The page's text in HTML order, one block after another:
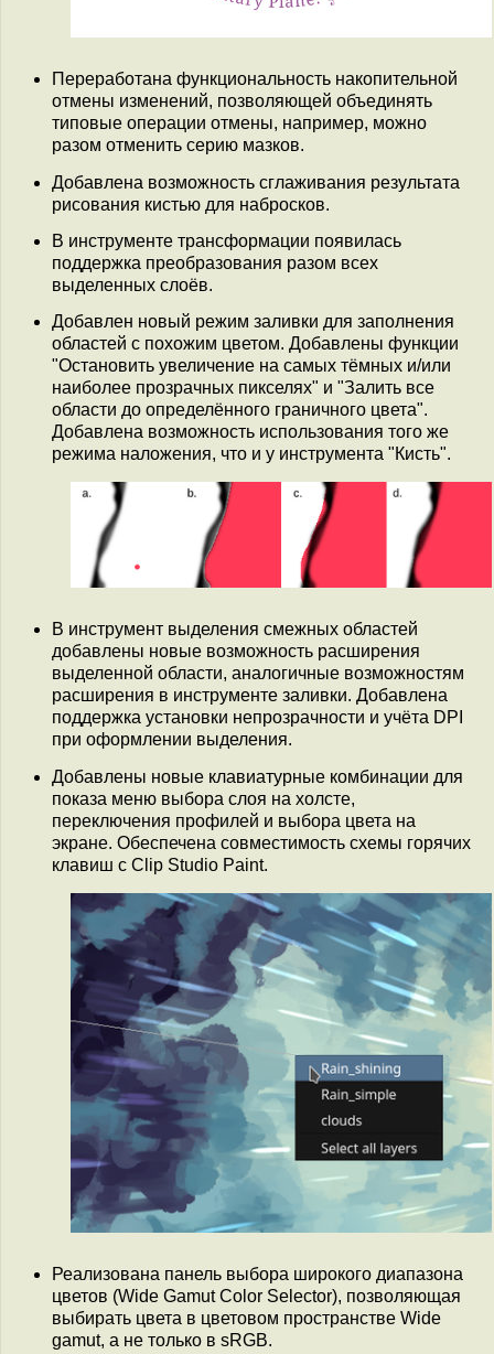
Переработана функциональность накопительной
отмены изменений, позволяющей объединять
типовые операции отмены, например, можно
разом отменить серию мазков.
Добавлена возможность сглаживания результата
рисования кистью для набросков.
В инструменте трансформации появилась
поддержка преобразования разом всех
выделенных слоёв.
Добавлен новый режим заливки для заполнения
областей с похожим цветом. Добавлены функции
"Остановить увеличение на самых тёмных и/или
наиболее прозрачных пикселях" и "Залить все
области до определённого граничного цвета".
Добавлена возможность использования того же
режима наложения, что и у инструмента "Кисть".
В инструмент выделения смежных областей
добавлены новые возможность расширения
выделенной области, аналогичные возможностям
расширения в инструменте заливки. Добавлена
поддержка установки непрозрачности и учёта DPI
при оформлении выделения.
Добавлены новые клавиатурные комбинации для
показа меню выбора слоя на холсте,
переключения профилей и выбора цвета на
экране. Обеспечена совместимость схемы горячих
клавиш с Clip Studio Paint.
Реализована панель выбора широкого диапазона
цветов (Wide Gamut Color Selector), позволяющая
выбирать цвета в цветовом пространстве Wide
gamut, а не только в sRGB.